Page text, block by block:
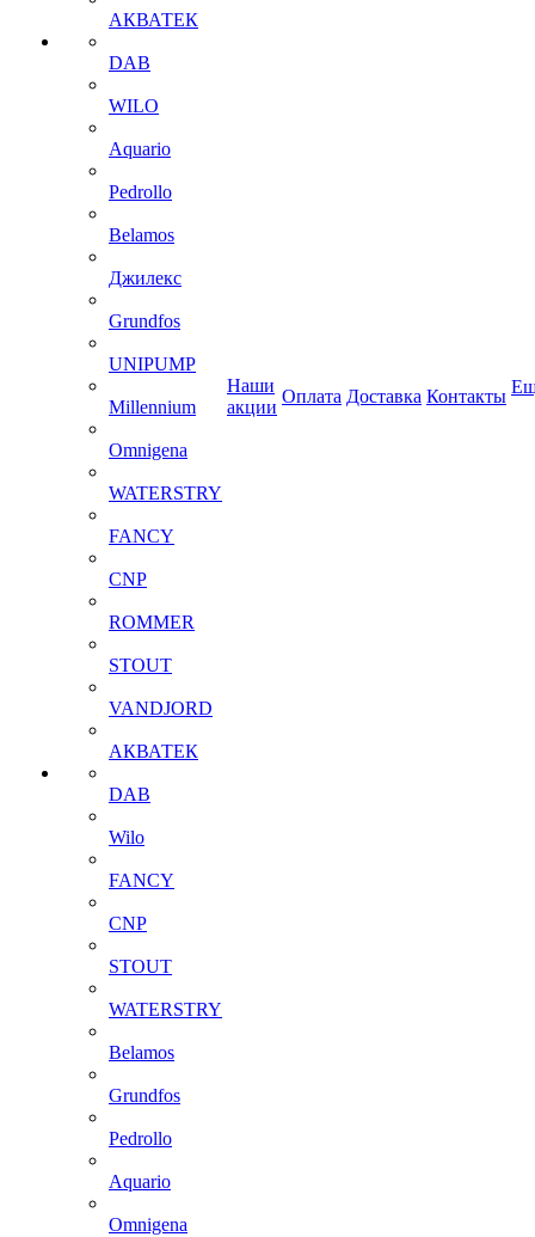
АКВАТЕК
DAB
WILO
Aquario
Pedrollo
Belamos
Джилекс
Grundfos
UNIPUMP
Millennium
Omnigena
WATERSTRY
FANCY
CNP
ROMMER
STOUT
VANDJORD
АКВАТЕК
DAB
Wilo
FANCY
CNP
STOUT
WATERSTRY
Belamos
Grundfos
Pedrollo
Aquario
Omnigena
Наши
акции
Оплата Доставка Контакты